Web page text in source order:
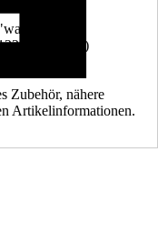
Kante"
11)
Zubehör, nähere
Artikelinformationen.